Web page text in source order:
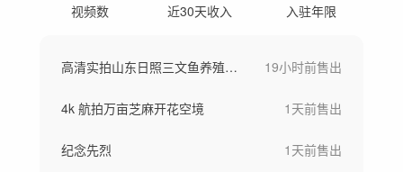
视频数 近30天收入 入驻年限
高清实拍山东日照三文鱼养殖加工空镜 19小时前售出
4k 航拍万亩芝麻开花空境 1天前售出
纪念先烈 1天前售出